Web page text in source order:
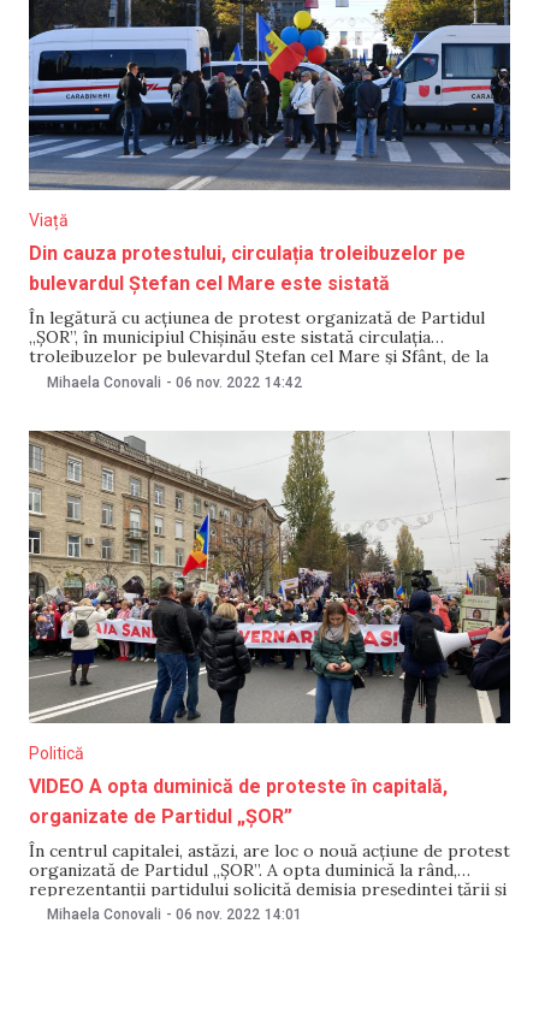
Viață
Din cauza protestului, circulația troleibuzelor pe
bulevardul Ștefan cel Mare este sistată
În legătură cu acțiunea de protest organizată de Partidul
„ȘOR”, în municipiul Chișinău este sistată circulația
troleibuzelor pe bulevardul Ștefan cel Mare și Sfânt, de la
strada Mitropolitul G. B. Bodoni – M. Viteazul. Rutele nr. 1,
4, 5, 8, 22 și 34 sunt redirecționate după cum urmează: spre
Mihaela Conovali - 06 nov. 2022 14:42
Politică
VIDEO A opta duminică de proteste în capitală,
organizate de Partidul „ȘOR”
În centrul capitalei, astăzi, are loc o nouă acțiune de protest
organizată de Partidul „ȘOR”. A opta duminică la rând,
reprezentanții partidului solicită demisia președintei țării și
a actualei guvernări. NM transmite live manifestația.
Mihaela Conovali - 06 nov. 2022 14:01